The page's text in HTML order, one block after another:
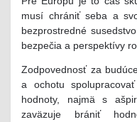
musí chrániť seba a
bezprostredné
bezpečia a perspektívy
Zodpovednosť za
a ochotu
hodnoty, najmä s
zaväzuje brániť